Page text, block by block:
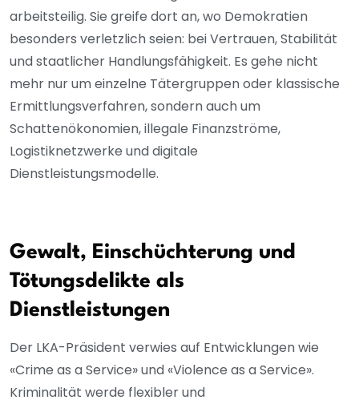
arbeitsteilig. Sie greife dort an, wo Demokratien
besonders verletzlich seien: bei Vertrauen, Stabilität
und staatlicher Handlungsfähigkeit. Es gehe nicht
mehr nur um einzelne Tätergruppen oder klassische
Ermittlungsverfahren, sondern auch um
Schattenökonomien, illegale Finanzströme,
Logistiknetzwerke und digitale
Dienstleistungsmodelle.
Gewalt, Einschüchterung und
Tötungsdelikte als
Dienstleistungen
Der LKA-Präsident verwies auf Entwicklungen wie
«Crime as a Service» und «Violence as a Service».
Kriminalität werde flexibler und